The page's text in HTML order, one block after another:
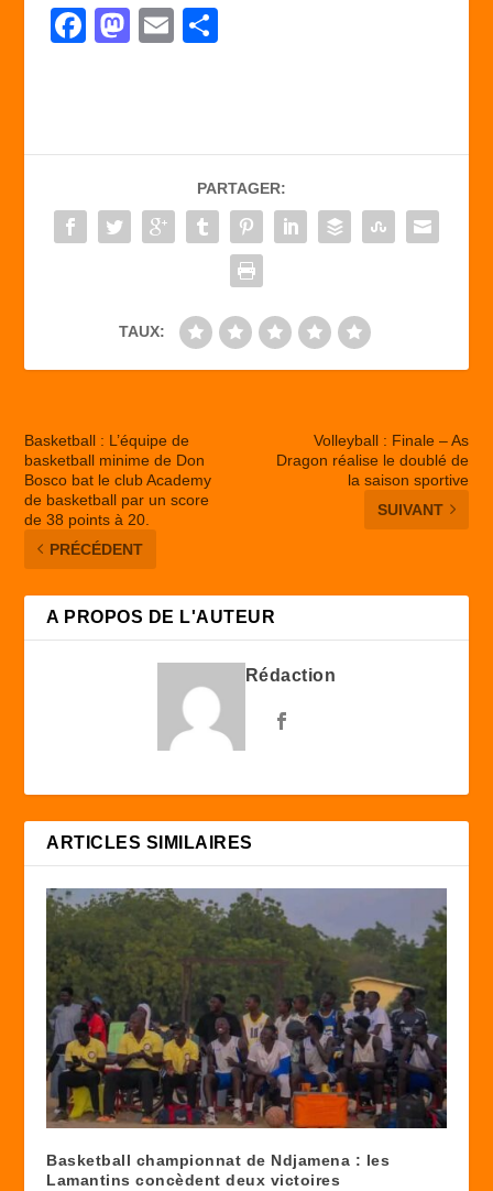
F
b
o
o
M
d
o
n
E
er
PARTAGER:
TAUX:
Basketball : L’équipe de
basketball minime de Don
Bosco bat le club Academy
de basketball par un score
de 38 points à 20.
PRÉCÉDENT
Volleyball : Finale – As
Dragon réalise le doublé de
la saison sportive
SUIVANT
A PROPOS DE L'AUTEUR
Rédaction
ARTICLES SIMILAIRES
Basketball championnat de Ndjamena : les
Lamantins concèdent deux victoires